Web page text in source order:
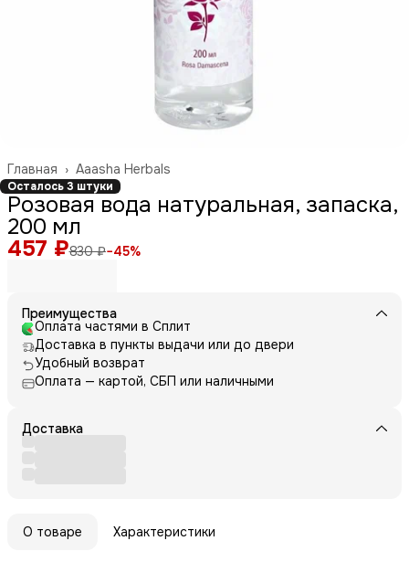
Aaasha Herbals
Главная ›
Осталось 3 штуки
Розовая вода натуральная, запаска,
200 мл
457 ₽830 ₽−45%
Преимущества
Оплата частями в Сплит
Доставка в пункты выдачи или до двери
Удобный возврат
Оплата — картой, СБП или наличными
Доставка
О товаре Характеристики